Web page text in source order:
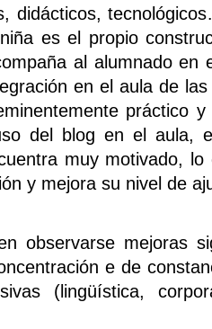
didácticos,
es el propio
al alumnado en
en el aula de
práctico
del blog en el aula,
muy motivado,
y mejora su nivel de
observarse mejoras
e de
(lingüística,